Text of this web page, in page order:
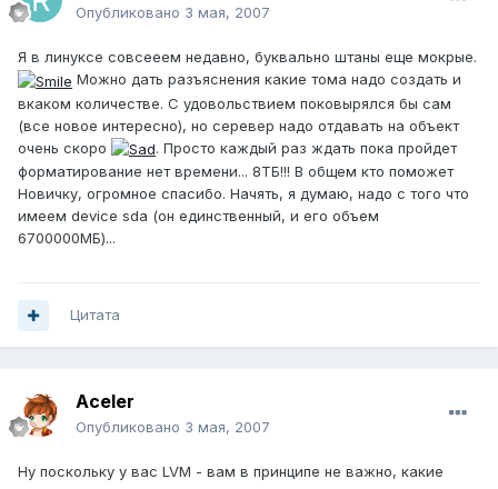
Опубликовано 3 мая, 2007
Я в линуксе совсееем недавно, буквально штаны еще мокрые.
Можно дать разъяснения какие тома надо создать и
вкаком количестве. С удовольствием поковырялся бы сам
(все новое интересно), но серевер надо отдавать на объект
очень скоро
. Просто каждый раз ждать пока пройдет
форматирование нет времени... 8ТБ!!! В общем кто поможет
Новичку, огромное спасибо. Начять, я думаю, надо с того что
имеем device sda (он единственный, и его объем
6700000МБ)...
Цитата
Aceler
Опубликовано 3 мая, 2007
Ну поскольку у вас LVM - вам в принципе не важно, какие